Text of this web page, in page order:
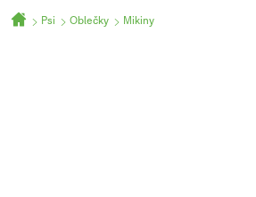
Domů
Psi Oblečky Mikiny